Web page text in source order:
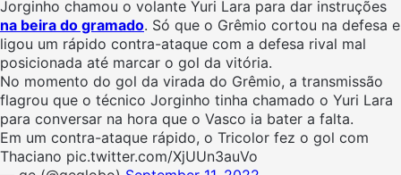
Jorginho chamou o volante Yuri Lara para dar instruções
na beira do gramado. Só que o Grêmio cortou na defesa e
ligou um rápido contra-ataque com a defesa rival mal
posicionada até marcar o gol da vitória.
No momento do gol da virada do Grêmio, a transmissão
flagrou que o técnico Jorginho tinha chamado o Yuri Lara
para conversar na hora que o Vasco ia bater a falta.
Em um contra-ataque rápido, o Tricolor fez o gol com
Thaciano pic.twitter.com/XjUUn3auVo